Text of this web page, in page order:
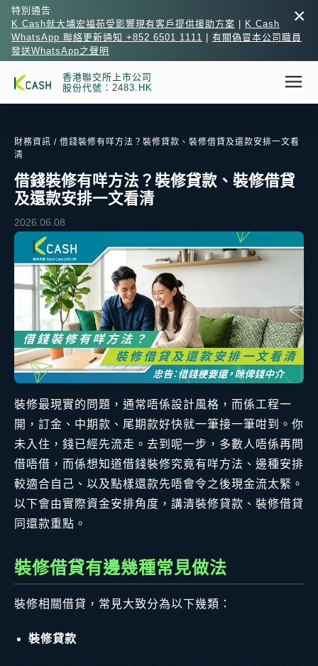
×
特別通告
K Cash就大埔宏福苑受影響現有客戶提供援助方案
K Cash
WhatsApp 聯絡更新通知 +852 6501 1111
有關偽冒本公司職員
發送WhatsApp之聲明
香港聯交所上市公司
股份代號：2483.HK
財務資訊 / 借錢裝修有咩方法？裝修貸款、裝修借貸及還款安排一文看
清
借錢裝修有咩方法？裝修貸款、裝修借貸
及還款安排一文看清
2026.06.08
裝修最現實的問題，通常唔係設計風格，而係工程一
開，訂金、中期款、尾期款好快就一筆接一筆咁到。你
未入住，錢已經先流走。去到呢一步，多數人唔係再問
借唔借，而係想知道借錢裝修究竟有咩方法、邊種安排
較適合自己、以及點樣還款先唔會令之後現金流太緊。
以下會由實際資金安排角度，講清裝修貸款、裝修借貸
同還款重點。
裝修借貸有邊幾種常見做法
裝修相關借貸，常見大致分為以下幾類：
裝修貸款